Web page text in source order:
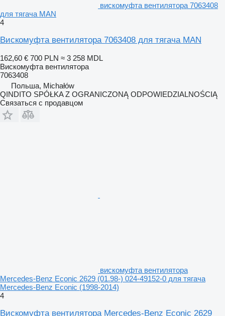
вискомуфта вентилятора 7063408
для тягача MAN
4
Вискомуфта вентилятора 7063408 для тягача MAN
162,60 € 700 PLN ≈ 3 258 MDL
Вискомуфта вентилятора
7063408
Польша, Michałów
QINDITO SPÓŁKA Z OGRANICZONĄ ODPOWIEDZIALNOŚCIĄ
Связаться с продавцом
вискомуфта вентилятора
Mercedes-Benz Econic 2629 (01.98-) 024-49152-0 для тягача
Mercedes-Benz Econic (1998-2014)
4
Вискомуфта вентилятора Mercedes-Benz Econic 2629